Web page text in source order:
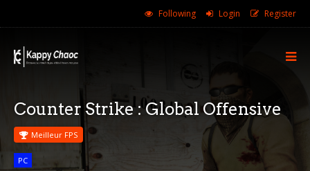
Following Login Register
Counter Strike : Global Offensive
Meilleur FPS
PC